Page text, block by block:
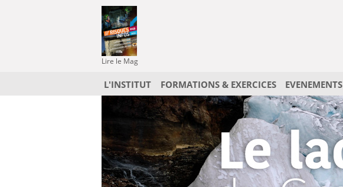
Lire le Mag
L'INSTITUT FORMATIONS & EXERCICES EVENEMENTS